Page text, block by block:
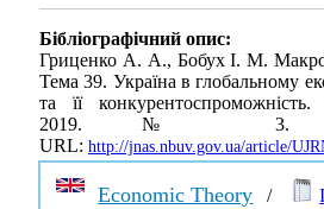
Бібліографічний опис:
Гриценко А. А., Бобух І. М.
Тема 39. Україна в глобальному
та її
2019. № 3. С.
URL: http://jnas.nbuv.gov.ua/article/
Economic Theory /